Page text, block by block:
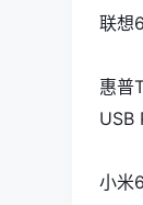
联想
惠普
USB
小米